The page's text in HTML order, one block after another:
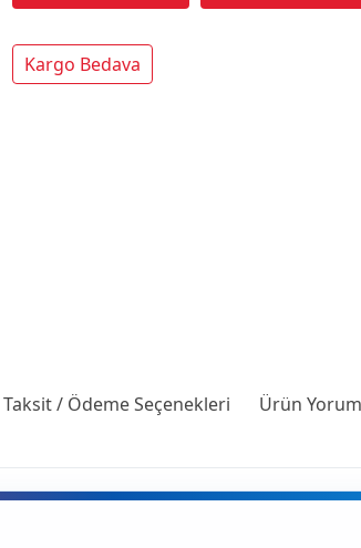
Kargo Bedava
Taksit / Ödeme Seçenekleri Ürün